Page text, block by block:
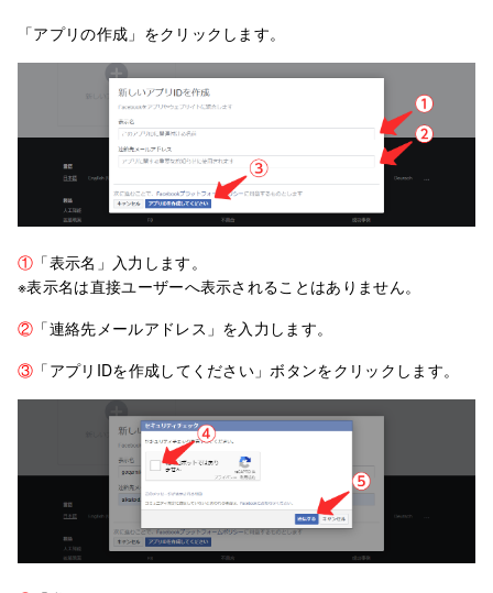
「アプリの作成」をクリックします。
① 「表示名」入力します。
※表示名は直接ユーザーへ表示されることはありません。
② 「連絡先メールアドレス」を入力します。
③ 「アプリIDを作成してください」ボタンをクリックします。